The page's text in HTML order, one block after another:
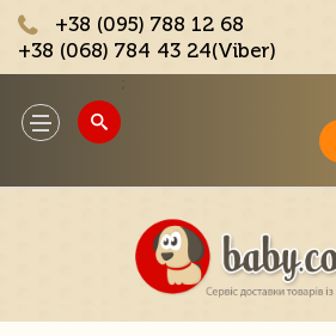
+38 (095) 788 12 68
+38 (068) 784 43 24(Viber)
Toggle
navigation